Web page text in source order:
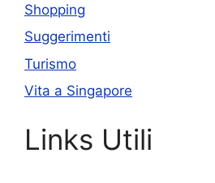
Shopping
Suggerimenti
Turismo
Vita a Singapore
Links Utili